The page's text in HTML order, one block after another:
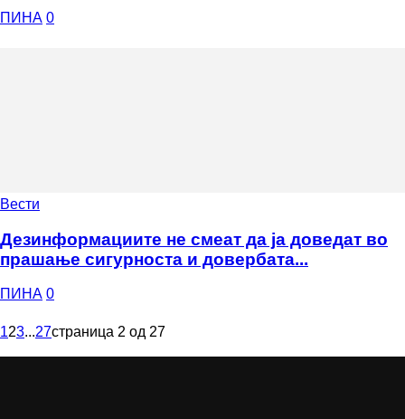
ПИНА 0
Вести
Дезинформациите не смеат да ја доведат во
прашање сигурноста и довербата...
ПИНА 0
123...27страница 2 од 27